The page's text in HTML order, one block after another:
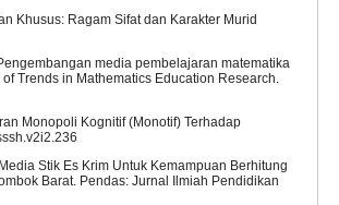
Khusus: Ragam Sifat dan Karakter Murid
media pembelajaran matematika
Trends in Mathematics Education Research.
Monopoli Kognitif (Monotif) Terhadap
Stik Es Krim Untuk Kemampuan Berhitung
Barat. Pendas: Jurnal Ilmiah Pendidikan